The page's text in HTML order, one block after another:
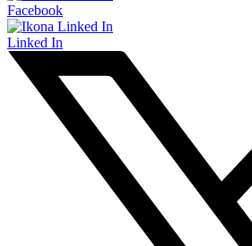
Facebook
Linked In